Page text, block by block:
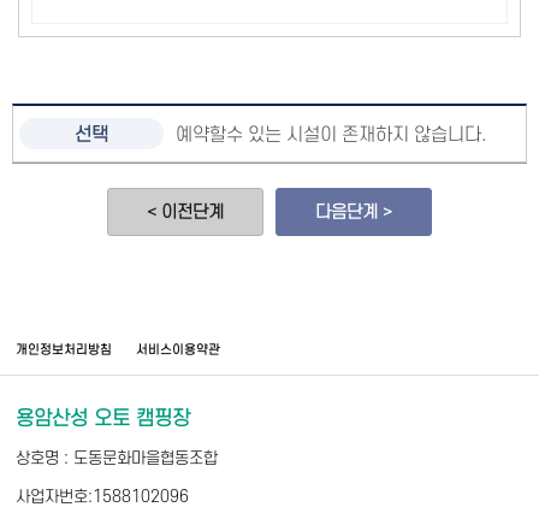
예약할수 있는 시설이 존재하지 않습니다.
< 이전단계 다음단계 >
개인정보처리방침 서비스이용약관
용암산성 오토 캠핑장
상호명 : 도동문화마을협동조합
사업자번호:1588102096